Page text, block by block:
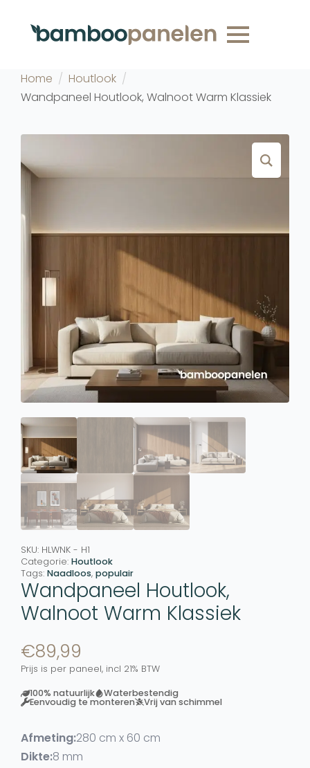
Home
Houtlook
Wandpaneel Houtlook, Walnoot Warm Klassiek
SKU: HLWNK - H1
Categorie: Houtlook
Tags: Naadloos, populair
Wandpaneel Houtlook,
Walnoot Warm Klassiek
€89,99
Prijs is per paneel, incl 21% BTW
100% natuurlijk Waterbestendig
Eenvoudig te monteren Vrij van schimmel
Afmeting:280 cm x 60 cm
Dikte:8 mm